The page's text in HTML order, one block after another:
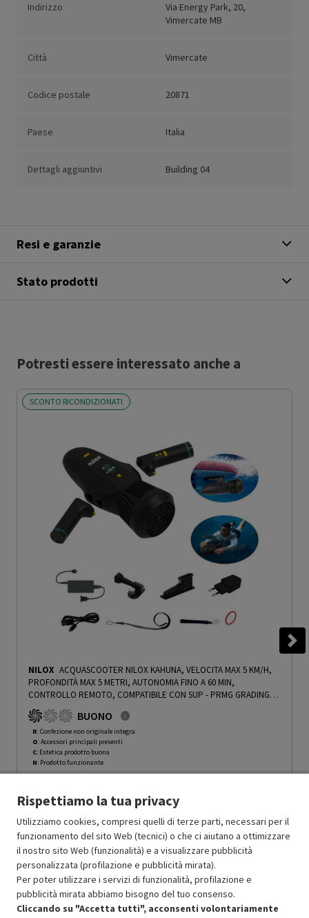
Indirizzo
Via Energy Park, 20,
Vimercate MB
Città Vimercate
Codice postale 20871
Paese Italia
Dettagli aggiuntivi Building 04
Resi e garanzie
Stato prodotti
Potresti essere interessato anche a
SCONTO RICONDIZIONATI
NILOX ACQUASCOOTER NILOX KAHUNA, VELOCITA MAX 5 KM/H,
PROFONDITÀ MAX 5 METRI, AUTONOMIA FINO A 60 MIN,
CONTROLLO REMOTO, COMPATIBILE CON SUP - PRMG GRADING
ROCN - 15%
BUONO
R: Confezione non originale integra
O: Accessori principali presenti
C: Estetica prodotto buona
N: Prodotto funzionante
Ricondizionato Prezzo ridotto da
387.59a-30%
In Promozione 271.31
Aggiungi al carrello
SCONTO RICONDIZIONATI
Rispettiamo la tua privacy
Utilizziamo cookies, compresi quelli di terze parti, necessari per il
funzionamento del sito Web (tecnici) o che ci aiutano a ottimizzare
il nostro sito Web (funzionalità) e a visualizzare pubblicità
personalizzata (profilazione e pubblicità mirata).
Per poter utilizzare i servizi di funzionalità, profilazione e
pubblicità mirata abbiamo bisogno del tuo consenso.
Cliccando su "Accetta tutti", acconsenti volontariamente